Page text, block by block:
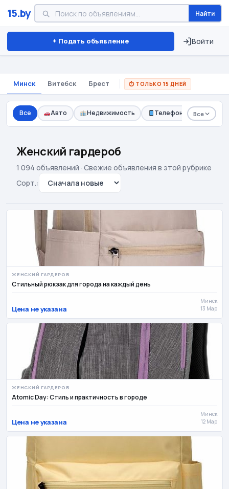
15.by Найти
+ Подать объявление Войти
Минск Витебск Брест ⏱ ТОЛЬКО 15 ДНЕЙ
Все Авто Недвижимость Телефоны Все
1.2k
Всё для детей и мам 1.1k
Ремонт и стройка 684 🛠Услуги 534
Все для дома 487 Мужской гардероб 459
Сад и огород
274
Свадьба и праздники 245 Прочее 172
Работа 51 Разное 2.6k
Женский гардероб
1 094 объявлений · Свежие объявления в этой рубрике
Сорт.:
ЖЕНСКИЙ ГАРДЕРОБ
Стильный рюкзак для города на каждый день
Цена не указана
Минск
13 Мар
ЖЕНСКИЙ ГАРДЕРОБ
Atomic Day: Стиль и практичность в городе
Цена не указана
Минск
12 Мар